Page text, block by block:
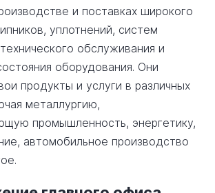
и поставках широкого
уплотнений, систем
обслуживания и
оборудования. Они
продукты и услуги в различных
металлургию,
промышленность, энергетику,
автомобильное производство